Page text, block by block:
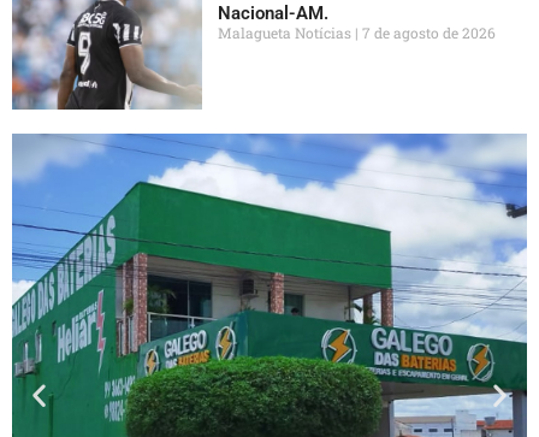
Nacional-AM.
Malagueta Notícias 7 de agosto de 2026